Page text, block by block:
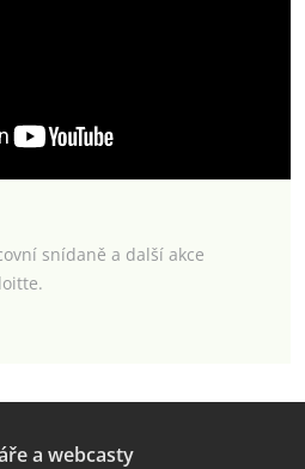
snídaně a další akce
a webcasty